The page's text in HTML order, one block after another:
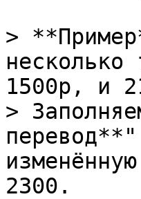
>
1500р, и
>
2300.